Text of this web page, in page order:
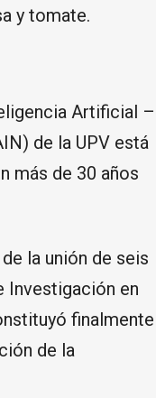
y tomate.
Artificial –
de la UPV está
más de 30 años
la unión de seis
Investigación en
finalmente
de la